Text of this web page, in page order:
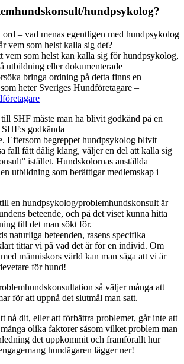
hundpsykolog?
– vad menas egentligen med hundpsykolog
vem som helst kalla sig det?
vem som helst kan kalla sig för hundpsykolog,
utbildning eller dokumenterade
bringa ordning på detta finns en
heter Sveriges Hundföretagare –
SHF måste man ha blivit godkänd på en
godkända
Eftersom begreppet hundpsykolog blivit
fall fått dålig klang, väljer en del att kalla sig
istället. Hundskolornas anställda
utbildning som berättigar medlemskap i
en hundpsykolog/problemhundskonsult är
beteende, och på det viset kunna hitta
till det man sökt för.
naturliga beteenden, rasens specifika
tittar vi på vad det är för en individ. Om
människors värld kan man säga att vi är
för hund!
så väljer många att
för att uppnå det slutmål man satt.
nå dit, eller att förbättra problemet, går inte att
olika faktorer såsom vilket problem man
det uppkommit och framförallt hur
hundägaren lägger ner!